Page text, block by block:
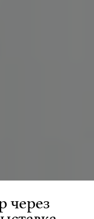
через